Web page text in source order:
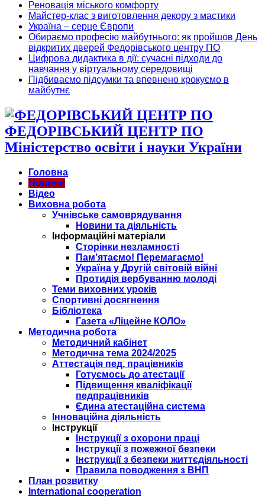
Реновація міського комфорту
Майстер-клас з виготовлення декору з мастики
Україна – серце Європи
Обираємо професію майбутнього: як пройшов День
відкритих дверей Федорівського центру ПО
Цифрова дидактика в дії: сучасні підходи до
навчання у віртуальному середовищі
Підбиваємо підсумки та впевнено крокуємо в
майбутнє
ФЕДОРІВСЬКИЙ ЦЕНТР ПО
Міністерство освіти і науки України
Головна
Новини
Відео
Виховна робота
Учнівське самоврядування
Новини та діяльність
Інформаційні матеріали
Сторінки незламності
Пам’ятаємо! Перемагаємо!
Україна у Другій світовій війні
Протидія вербуванню молоді
Теми виховних уроків
Спортивні досягнення
Бібліотека
Газета «Ліцейне КОЛО»
Методична робота
Методичний кабінет
Методична тема 2024/2025
Аттестація пед. працівників
Готуємось до атестації
Підвищення кваліфікації
педпрацівників
Єдина атестаційна система
Інноваційна діяльність
Інструкції
Інструкції з охорони праці
Інструкції з пожежної безпеки
Інструкції з безпеки життєдіяльності
Правила поводження з ВНП
План розвитку
International cooperation